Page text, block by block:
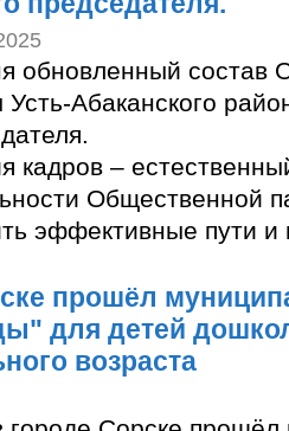
обновленный состав
Усть-Абаканского
кадров –
Общественной
эффективные пути
прошёл
для детей
возраста